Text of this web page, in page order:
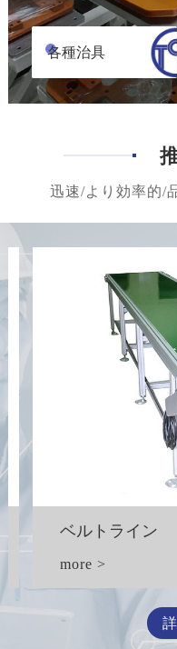
各種治具
迅速/より効率的/
ベルトライン
more >